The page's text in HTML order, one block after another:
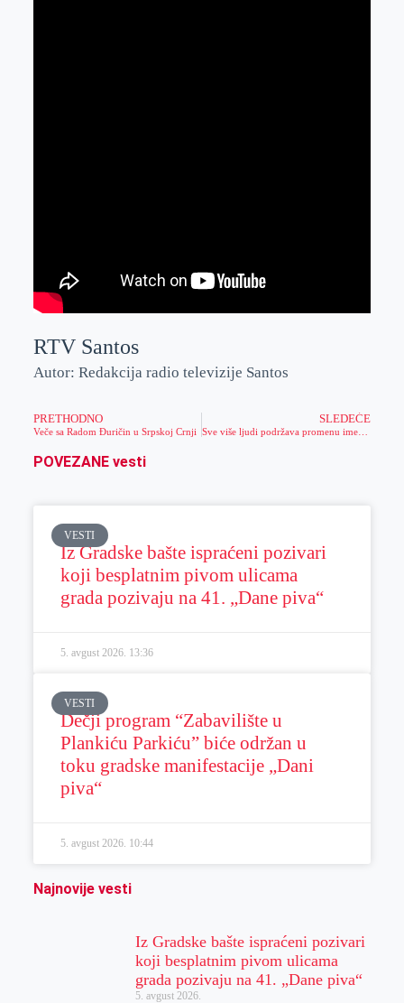
RTV Santos
Autor: Redakcija radio televizije Santos
PRETHODNO
Veče sa Radom Đuričin u Srpskoj Crnji
SLEDEĆE
POVEZANE vesti
VESTI
Iz Gradske bašte ispraćeni pozivari
koji besplatnim pivom ulicama
grada pozivaju na 41. „Dane piva“
5. avgust 2026. 13:36
VESTI
Dečji program “Zabavilište u
Plankiću Parkiću” biće održan u
toku gradske manifestacije „Dani
piva“
5. avgust 2026. 10:44
Najnovije vesti
Iz Gradske bašte ispraćeni pozivari
koji besplatnim pivom ulicama
grada pozivaju na 41. „Dane piva“
5. avgust 2026.